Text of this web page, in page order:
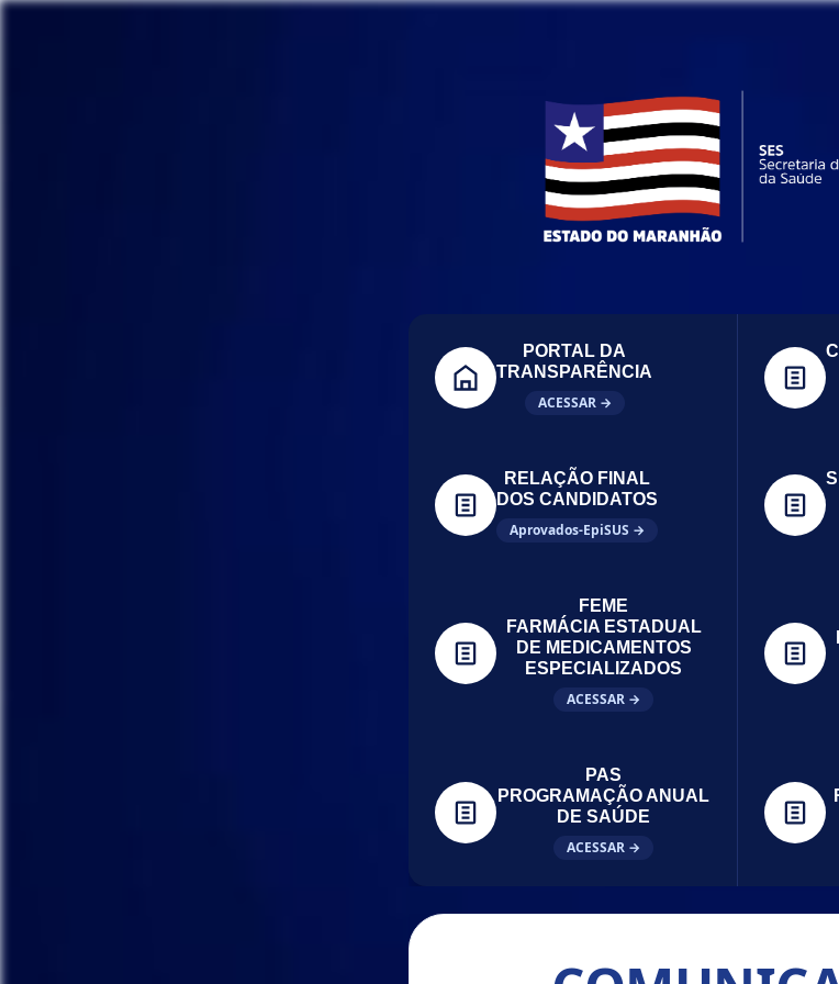
PORTAL DA
TRANSPARÊNCIA
ACESSAR →
RELAÇÃO FINAL
DOS CANDIDATOS
Aprovados-EpiSUS →
FEME
FARMÁCIA ESTADUAL
DE MEDICAMENTOS
ESPECIALIZADOS
ACESSAR →
PAS
PROGRAMAÇÃO ANUAL
DE SAÚDE
ACESSAR →